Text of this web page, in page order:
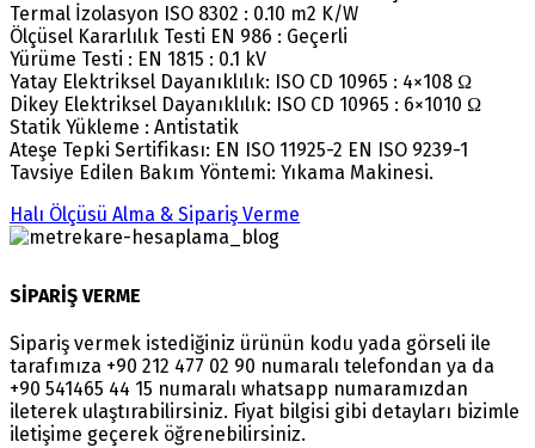
Termal İzolasyon ISO 8302 : 0.10 m2 K/W
Ölçüsel Kararlılık Testi EN 986 : Geçerli
Yürüme Testi : EN 1815 : 0.1 kV
Yatay Elektriksel Dayanıklılık: ISO CD 10965 : 4×108 Ω
Dikey Elektriksel Dayanıklılık: ISO CD 10965 : 6×1010 Ω
Statik Yükleme : Antistatik
Ateşe Tepki Sertifikası: EN ISO 11925-2 EN ISO 9239-1
Tavsiye Edilen Bakım Yöntemi: Yıkama Makinesi.
Halı Ölçüsü Alma & Sipariş Verme
SİPARİŞ VERME
Sipariş vermek istediğiniz ürünün kodu yada görseli ile
tarafımıza +90 212 477 02 90 numaralı telefondan ya da
+90 541465 44 15 numaralı whatsapp numaramızdan
ileterek ulaştırabilirsiniz. Fiyat bilgisi gibi detayları bizimle
iletişime geçerek öğrenebilirsiniz.